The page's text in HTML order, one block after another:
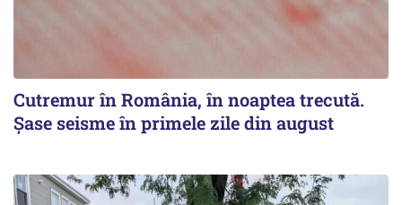
Cutremur în România, în noaptea trecută.
Șase seisme în primele zile din august